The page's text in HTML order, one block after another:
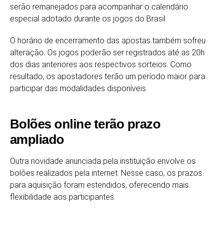
serão remanejados para acompanhar o calendário
especial adotado durante os jogos do Brasil.
O horário de encerramento das apostas também sofreu
alteração. Os jogos poderão ser registrados até as 20h
dos dias anteriores aos respectivos sorteios. Como
resultado, os apostadores terão um período maior para
participar das modalidades disponíveis.
Bolões online terão prazo
ampliado
Outra novidade anunciada pela instituição envolve os
bolões realizados pela internet. Nesse caso, os prazos
para aquisição foram estendidos, oferecendo mais
flexibilidade aos participantes.